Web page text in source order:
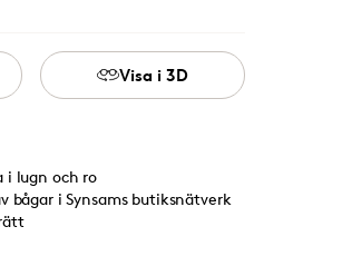
Visa i 3D
i lugn och ro
bågar i Synsams butiksnätverk